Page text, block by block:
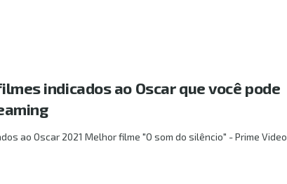
indicados ao Oscar que você pode
ao Oscar 2021 Melhor filme "O som do silêncio" - Prime Video